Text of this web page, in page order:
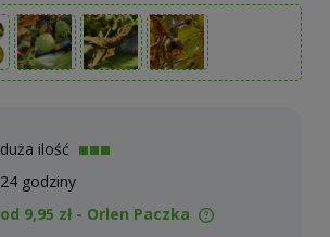
duża ilość
24 godziny
od 9,95 zł - Orlen Paczka